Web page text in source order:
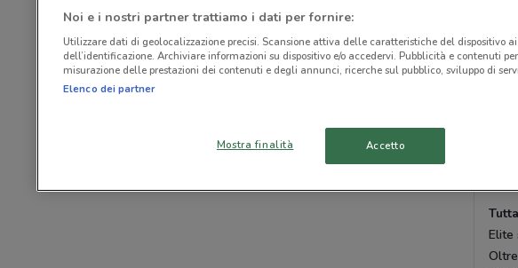
da
Elite
Noi e i nostri partner trattiamo i dati per fornire:
Utilizzare dati di geolocalizzazione precisi. Scansione attiva delle caratteristiche del dispositivo
dell’identificazione. Archiviare informazioni su dispositivo e/o accedervi. Pubblicità e contenuti
misurazione delle prestazioni dei contenuti e degli annunci, ricerche sul pubblico, sviluppo di
Elenco dei partner
Mostra finalità Accetto